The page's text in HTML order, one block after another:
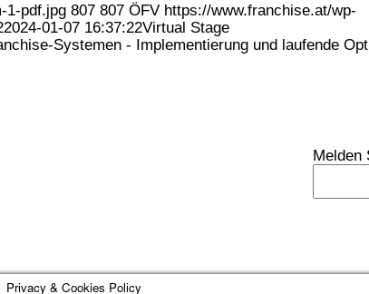
1-pdf.jpg 807 807 ÖFV https://www.franchise.at/wp-
2024-01-07 16:37:22Virtual Stage
Systemen - Implementierung und laufende
Melden
Privacy & Cookies Policy